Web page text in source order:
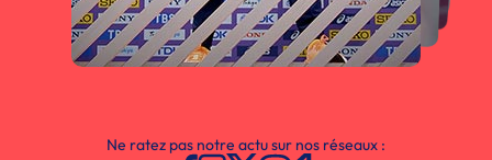
Ne ratez pas notre actu sur nos réseaux :